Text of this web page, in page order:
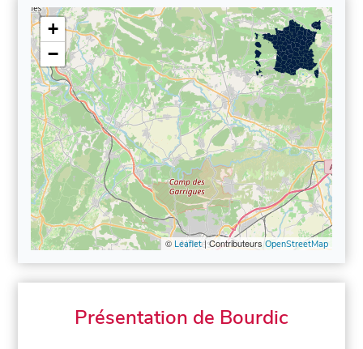
+
−
© Leaflet| Contributeurs OpenStreetMap
Présentation de Bourdic